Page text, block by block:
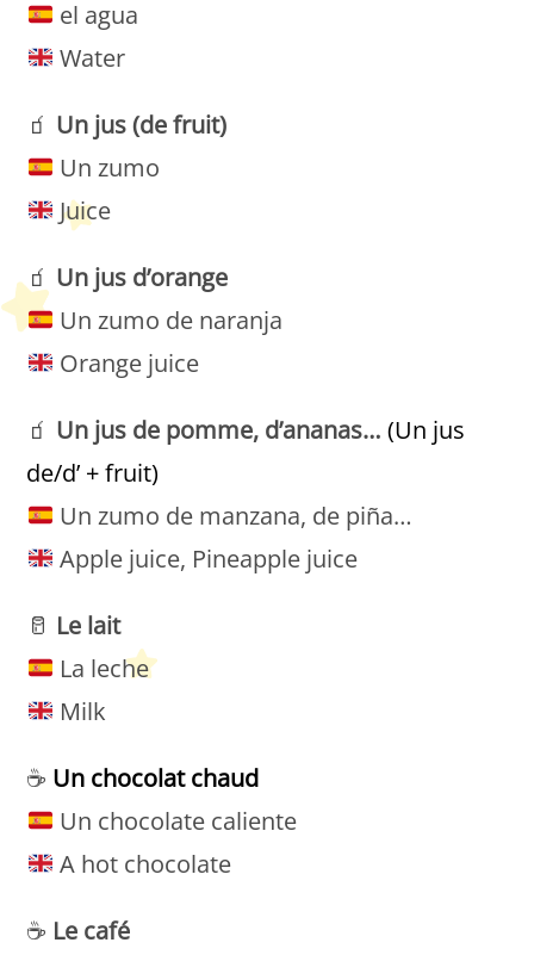
el agua
Water
🧃 Un jus (de fruit)
Un zumo
Juice
🧃 Un jus d’orange
Un zumo de naranja
Orange juice
🧃 Un jus de pomme, d’ananas… (Un jus
de/d’ + fruit)
Un zumo de manzana, de piña…
Apple juice, Pineapple juice
🥛 Le lait
La leche
Milk
☕ Un chocolat chaud
Un chocolate caliente
A hot chocolate
☕️ Le café